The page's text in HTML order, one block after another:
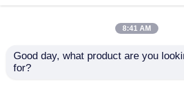
डॉक रबर फेंडर
समुद्री स्थानांतरण नली गर्मी
8:41 AM
Good day, what product are you
for?